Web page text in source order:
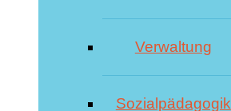
Verwaltung
Sozialpädagogik